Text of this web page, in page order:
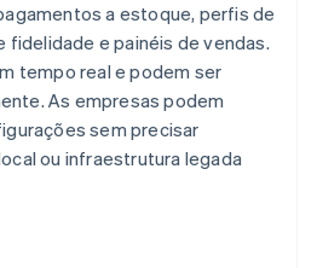
a estoque, perfis de
fidelidade e painéis de vendas.
tempo real e podem ser
As empresas podem
sem precisar
ou infraestrutura legada